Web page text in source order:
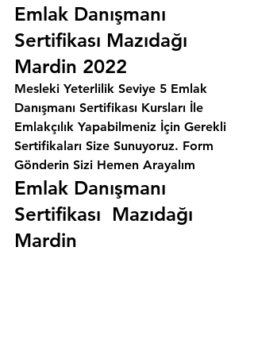
Emlak Danışmanı
Sertifikası Mazıdağı
Mardin 2022
Mesleki Yeterlilik Seviye 5 Emlak
Danışmanı Sertifikası Kursları İle
Emlakçılık Yapabilmeniz İçin Gerekli
Sertifikaları Size Sunuyoruz. Form
Gönderin Sizi Hemen Arayalım
Emlak Danışmanı
Sertifikası  Mazıdağı
Mardin